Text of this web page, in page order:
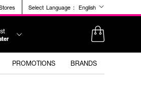
Select Language : English
PROMOTIONS BRANDS